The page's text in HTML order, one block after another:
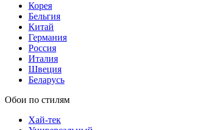
Корея
Бельгия
Китай
Германия
Россия
Италия
Швеция
Беларусь
Обои по стилям
Хай-тек